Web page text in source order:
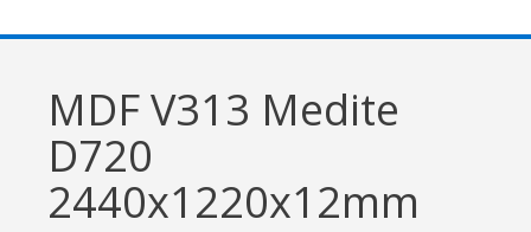
MDF V313 Medite
D720
2440x1220x12mm